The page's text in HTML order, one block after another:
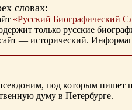
словах:
«Русский Биографический
только русские
— исторический.
под которым пишет
думу в Петербурге.